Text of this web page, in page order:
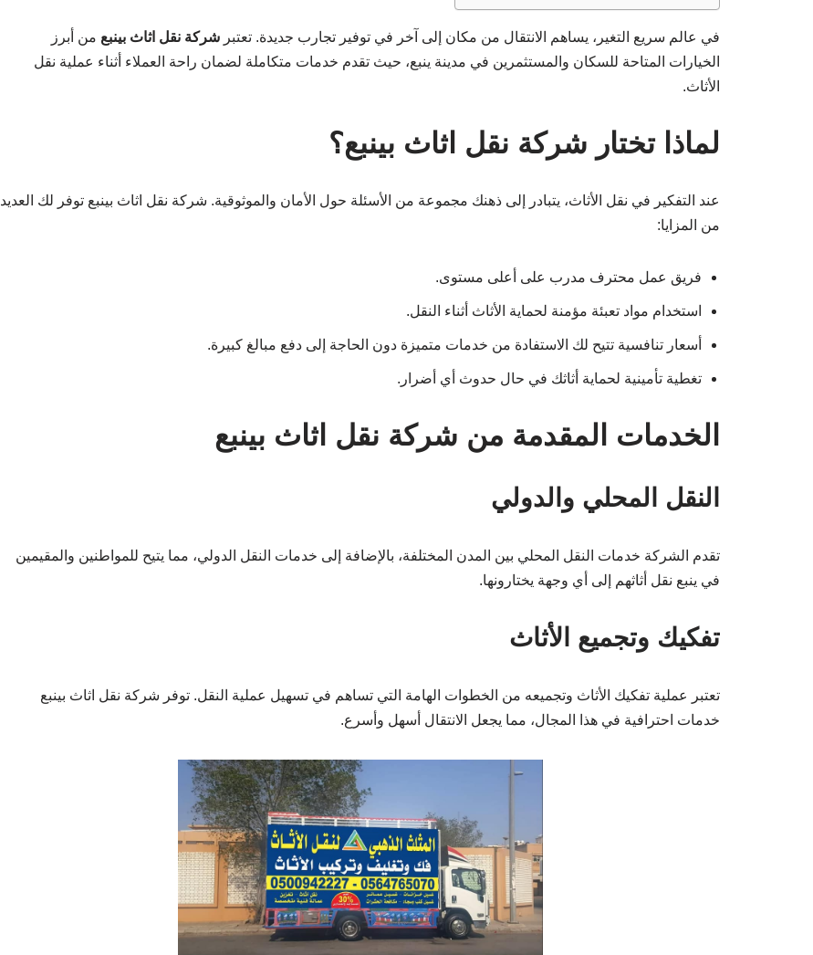
في عالم سريع التغير، يساهم الانتقال من مكان إلى آخر في توفير تجارب جديدة. تعتبر شركة نقل اثاث بينبع من أبرز
الخيارات المتاحة للسكان والمستثمرين في مدينة ينبع، حيث تقدم خدمات متكاملة لضمان راحة العملاء أثناء عملية نقل
الأثاث.
لماذا تختار شركة نقل اثاث بينبع؟
عند التفكير في نقل الأثاث، يتبادر إلى ذهنك مجموعة من الأسئلة حول الأمان والموثوقية. شركة نقل اثاث بينبع توفر لك العديد
من المزايا:
فريق عمل محترف مدرب على أعلى مستوى.
استخدام مواد تعبئة مؤمنة لحماية الأثاث أثناء النقل.
أسعار تنافسية تتيح لك الاستفادة من خدمات متميزة دون الحاجة إلى دفع مبالغ كبيرة.
تغطية تأمينية لحماية أثاثك في حال حدوث أي أضرار.
الخدمات المقدمة من شركة نقل اثاث بينبع
النقل المحلي والدولي
تقدم الشركة خدمات النقل المحلي بين المدن المختلفة، بالإضافة إلى خدمات النقل الدولي، مما يتيح للمواطنين والمقيمين
في ينبع نقل أثاثهم إلى أي وجهة يختارونها.
تفكيك وتجميع الأثاث
تعتبر عملية تفكيك الأثاث وتجميعه من الخطوات الهامة التي تساهم في تسهيل عملية النقل. توفر شركة نقل اثاث بينبع
خدمات احترافية في هذا المجال، مما يجعل الانتقال أسهل وأسرع.